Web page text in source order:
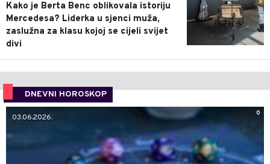
Kako je Berta Benc oblikovala istoriju
Mercedesa? Liderka u sjenci muža,
zaslužna za klasu kojoj se cijeli svijet
divi
DNEVNI HOROSKOP
0
03.06.2026.